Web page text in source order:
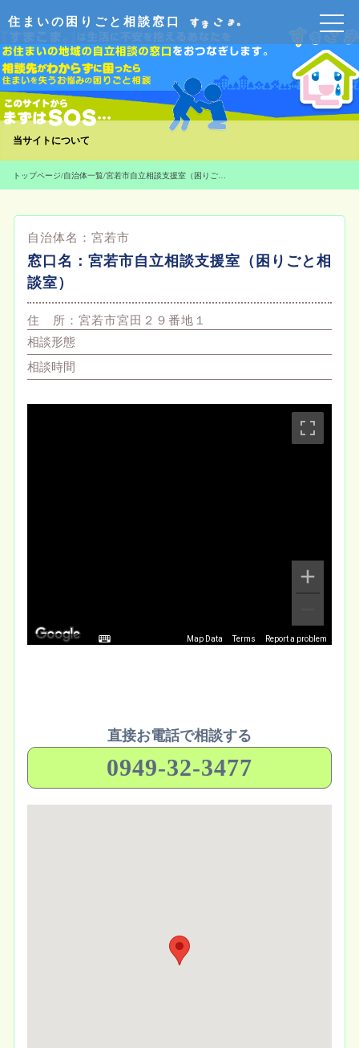
住まいの困りごと相談窓口
当サイトについて
トップページ/自治体一覧/ 宮若市自立相談支援室（困りごと相談室）
自治体名： 宮若市
窓口名： 宮若市自立相談支援室（困りごと相
談室）
住 所： 宮若市宮田２９番地１
相談形態
相談時間
Map Data Terms Report a problem
直接お電話で相談する
0949-32-3477